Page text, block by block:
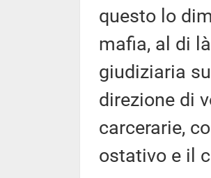
questo lo
mafia, al di
giudiziaria
direzione di
carcerarie,
ostativo e il